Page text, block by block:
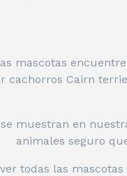
mascotas
cachorros Cairn
muestran en
animales seguro
todas las